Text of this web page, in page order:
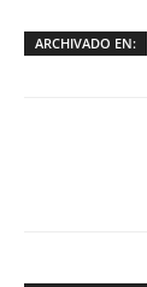
ARCHIVADO EN: